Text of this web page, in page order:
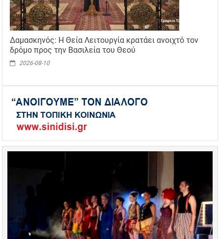
Δαμασκηνός: Η Θεία Λειτουργία κρατάει ανοιχτό τον
δρόμο προς την Βασιλεία του Θεού
2026-08-10